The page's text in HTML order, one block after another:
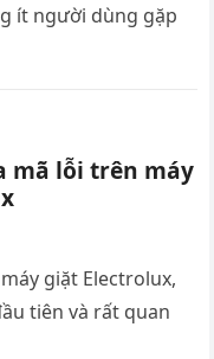
ít người dùng gặp
mã lỗi trên máy
giặt Electrolux,
tiên và rất quan